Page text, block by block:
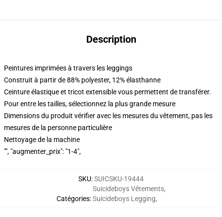
Description
Peintures imprimées à travers les leggings
Construit à partir de 88% polyester, 12% élasthanne
Ceinture élastique et tricot extensible vous permettent de transférer.
Pour entre les tailles, sélectionnez la plus grande mesure
Dimensions du produit vérifier avec les mesures du vêtement, pas les
mesures de la personne particulière
Nettoyage de la machine
"", "augmenter_prix": "1-4",
SKU:SUICSKU-19444
Catégories:
Suicideboys Vêtements,
Suicideboys Legging,